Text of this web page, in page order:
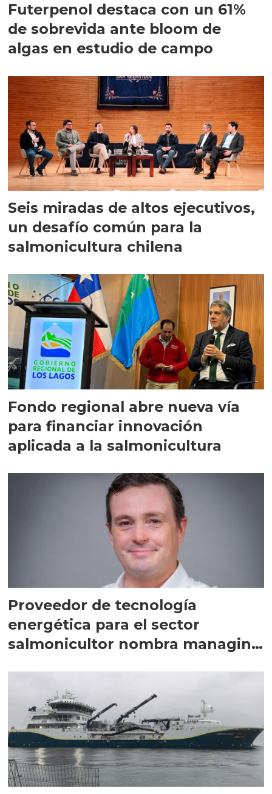
Futerpenol destaca con un 61%
de sobrevida ante bloom de
algas en estudio de campo
Seis miradas de altos ejecutivos,
un desafío común para la
salmonicultura chilena
Fondo regional abre nueva vía
para financiar innovación
aplicada a la salmonicultura
Proveedor de tecnología
energética para el sector
salmonicultor nombra managing